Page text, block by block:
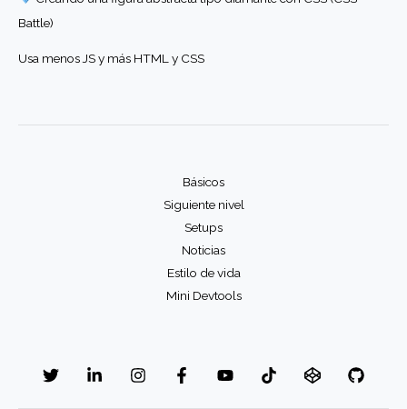
Battle)
Usa menos JS y más HTML y CSS
Básicos
Siguiente nivel
Setups
Noticias
Estilo de vida
Mini Devtools